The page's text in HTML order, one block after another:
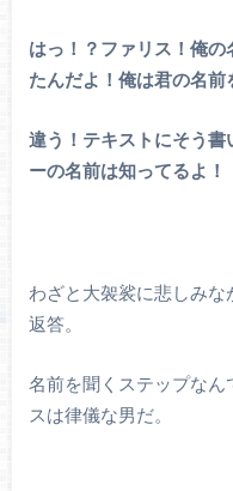
はっ！？ファリス！俺
たんだよ！俺は君の名前
違う！テキストにそう
ーの名前は知ってるよ！
わざと大袈裟に悲しみ
返答。
名前を聞くステップなん
スは律儀な男だ。